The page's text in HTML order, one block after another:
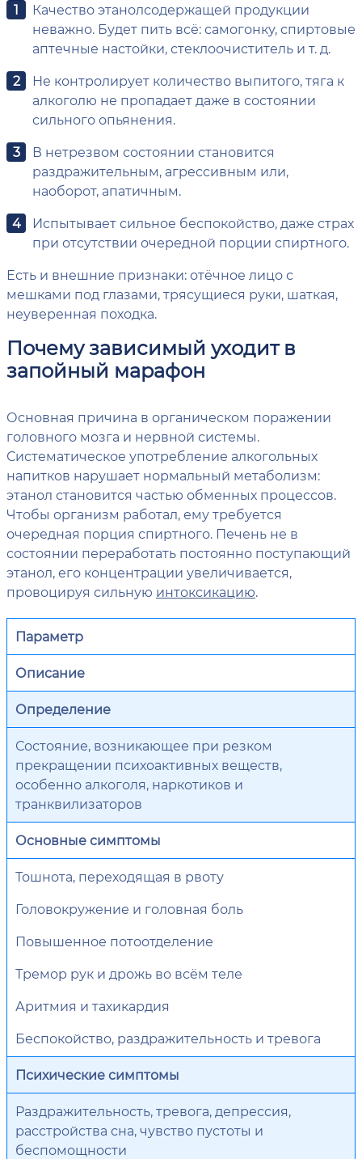
Качество этанолсодержащей продукции
неважно. Будет пить всё: самогонку, спиртовые
аптечные настойки, стеклоочиститель и т. д.
Не контролирует количество выпитого, тяга к
алкоголю не пропадает даже в состоянии
сильного опьянения.
В нетрезвом состоянии становится
раздражительным, агрессивным или,
наоборот, апатичным.
Испытывает сильное беспокойство, даже страх
при отсутствии очередной порции спиртного.
Есть и внешние признаки: отёчное лицо с
мешками под глазами, трясущиеся руки, шаткая,
неуверенная походка.
Почему зависимый уходит в
запойный марафон
Основная причина в органическом поражении
головного мозга и нервной системы.
Систематическое употребление алкогольных
напитков нарушает нормальный метаболизм:
этанол становится частью обменных процессов.
Чтобы организм работал, ему требуется
очередная порция спиртного. Печень не в
состоянии переработать постоянно поступающий
этанол, его концентрации увеличивается,
провоцируя сильную интоксикацию.
Параметр
Описание
Определение
Состояние, возникающее при резком
прекращении психоактивных веществ,
особенно алкоголя, наркотиков и
транквилизаторов
Основные симптомы
Тошнота, переходящая в рвоту
Головокружение и головная боль
Повышенное потоотделение
Тремор рук и дрожь во всём теле
Аритмия и тахикардия
Беспокойство, раздражительность и тревога
Психические симптомы
Раздражительность, тревога, депрессия,
расстройства сна, чувство пустоты и
беспомощности